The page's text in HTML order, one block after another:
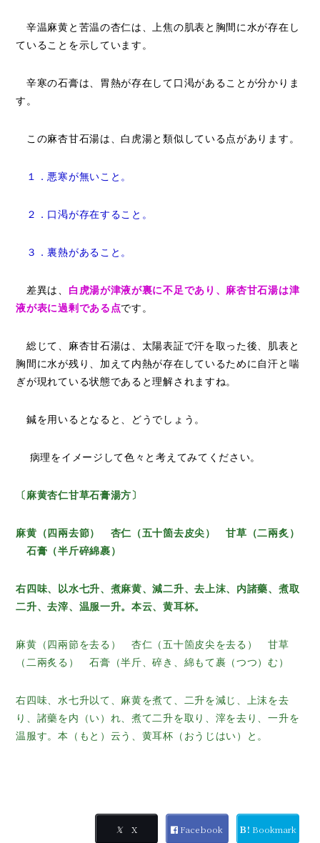
辛温麻黄と苦温の杏仁は、上焦の肌表と胸間に水が存在し
ていることを示しています。
辛寒の石膏は、胃熱が存在して口渇があることが分かりま
す。
この麻杏甘石湯は、白虎湯と類似している点があります。
１．悪寒が無いこと。
２．口渇が存在すること。
３．裏熱があること。
差異は、 白虎湯が津液が裏に不足であり、麻杏甘石湯は津
液が表に過剰である点です。
総じて、麻杏甘石湯は、太陽表証で汗を取った後、肌表と
胸間に水が残り、加えて内熱が存在しているために自汗と喘
ぎが現れている状態であると理解されますね。
鍼を用いるとなると、どうでしょう。
病理をイメージして色々と考えてみてください。
〔麻黄杏仁甘草石膏湯方〕
麻黄（四兩去節） 杏仁（五十箇去皮尖） 甘草（二兩炙）
石膏（半斤碎綿裹）
右四味、以水七升、煮麻黄、減二升、去上沫、内諸藥、煮取
二升、去滓、温服一升。本云、黄耳杯。
麻黄（四兩節を去る） 杏仁（五十箇皮尖を去る） 甘草
（二兩炙る） 石膏（半斤、碎き、綿もて裹（つつ）む）
右四味、水七升以て、麻黄を煮て、二升を減じ、上沫を去
り、諸藥を内（い）れ、煮て二升を取り、滓を去り、一升を
温服す。本（もと）云う、黄耳杯（おうじはい）と。
𝕏 X Facebook Ｂ! Bookmark